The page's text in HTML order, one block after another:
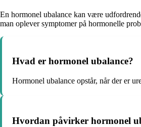
En hormonel ubalance kan være
man oplever symptomer på hormonelle
Hvad er hormonel ubalance?
Hormonel ubalance opstår, når der er
Hvordan påvirker hormonel